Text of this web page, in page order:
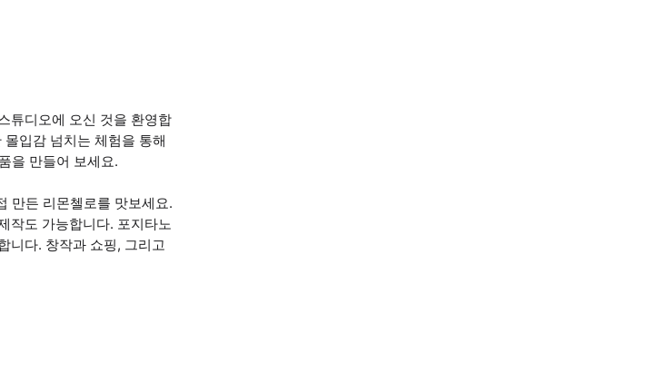
튜디오에 오신 것을 환영합
입감 넘치는 체험을 통해
을 만들어 보세요.
만든 리몬첼로를 맛보세요.
작도 가능합니다. 포지타노
니다. 창작과 쇼핑, 그리고